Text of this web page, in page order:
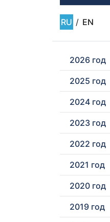
RU / EN
2026 год
2025 год
2024 год
2023 год
2022 год
2021 год
2020 год
2019 год